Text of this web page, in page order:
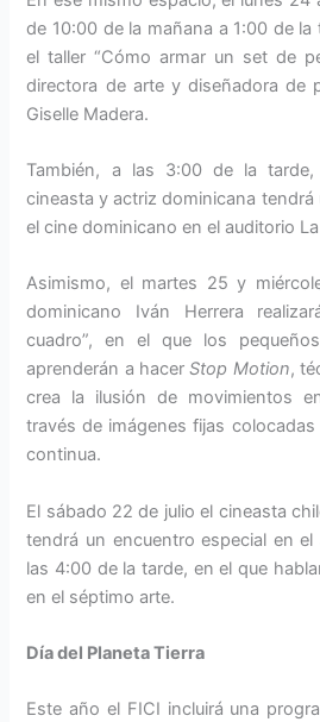
de 10:00 de la mañana a 1:00 de la
el taller “Cómo armar un set de
directora de arte y diseñadora de
Giselle Madera.
También, a las 3:00 de la tarde,
cineasta y actriz dominicana
el cine dominicano en el auditorio La
Asimismo, el martes 25 y
dominicano Iván Herrera
cuadro”, en el que los
aprenderán a hacerStop Motion,
crea la ilusión de movimientos
través de imágenes fijas
continua.
El sábado 22 de julio el cineasta
tendrá un encuentro especial en el
las 4:00 de la tarde, en el que
en el séptimo arte.
Día del Planeta Tierra
Este año el FICI incluirá una